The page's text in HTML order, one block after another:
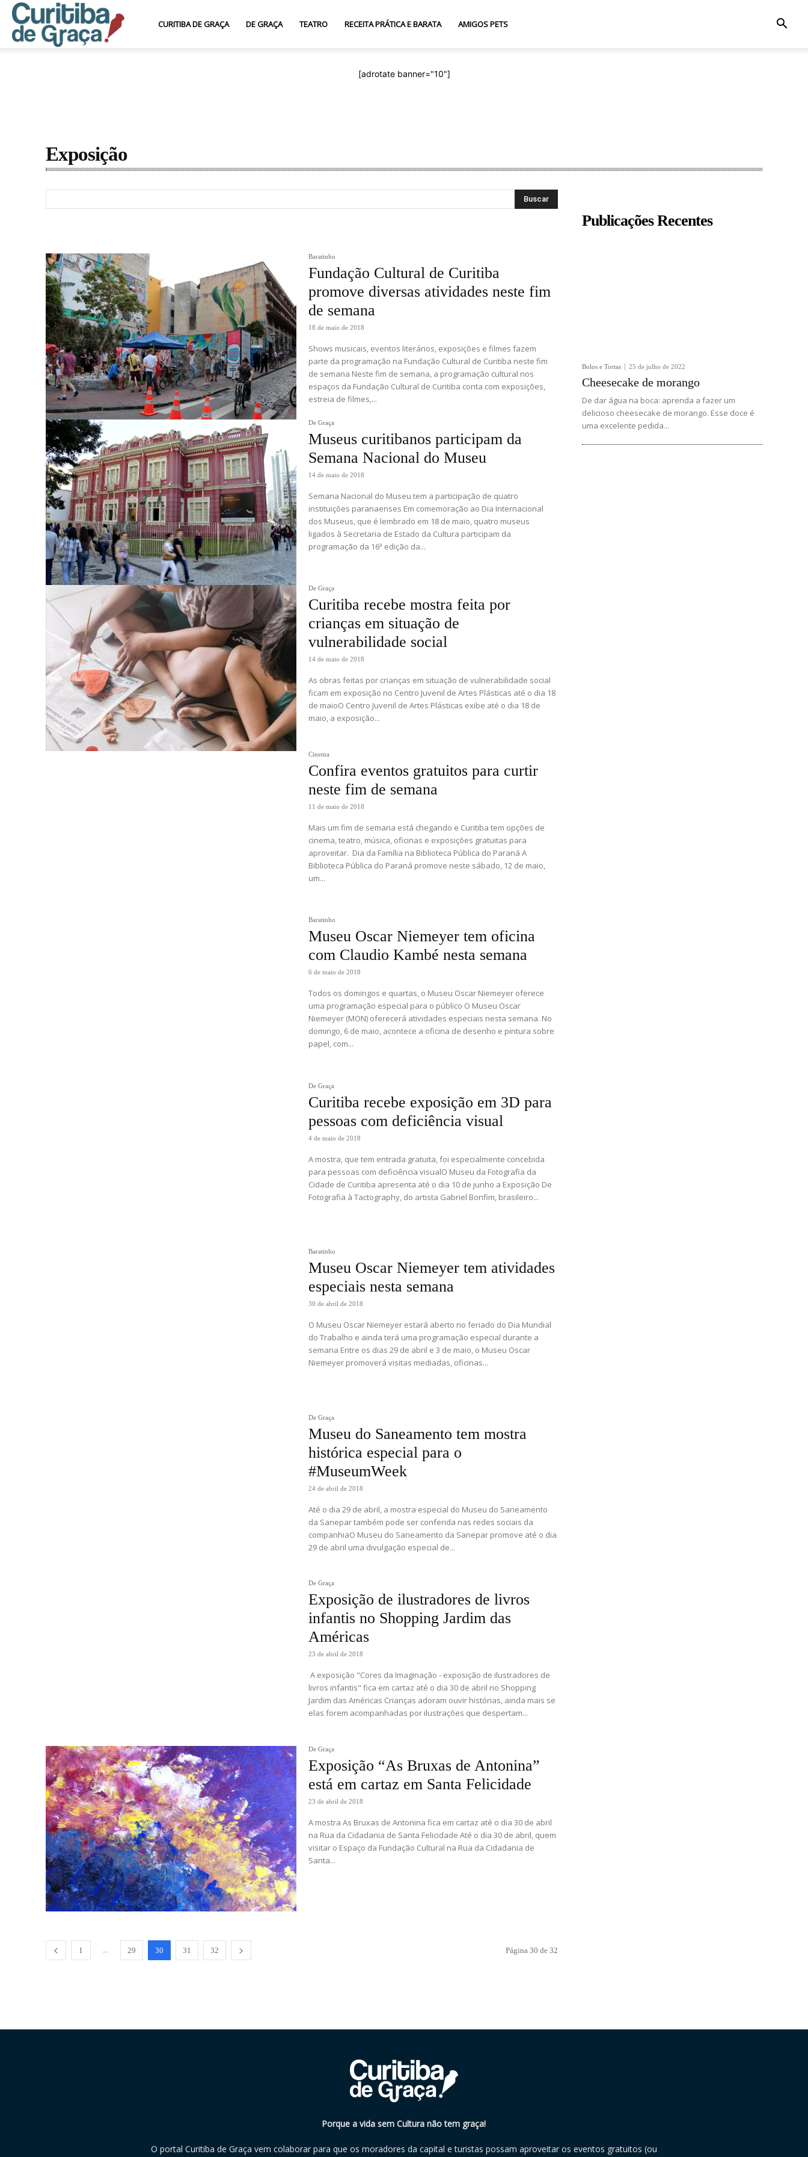
Curitiba CURITIBA DE GRAÇA DE GRAÇA TEATRO RECEITA PRÁTICA E BARATA AMIGOS PETS
[adrotate banner="10"]
Exposição
Buscar
Baratinho
Fundação Cultural de Curitiba
promove diversas atividades neste fim
de semana
18 de maio de 2018
Shows musicais, eventos literários, exposições e filmes fazem
parte da programação na Fundação Cultural de Curitiba neste fim
de semana Neste fim de semana, a programação cultural nos
espaços da Fundação Cultural de Curitiba conta com exposições,
estreia de filmes,...
De Graça
Museus curitibanos participam da
Semana Nacional do Museu
14 de maio de 2018
Semana Nacional do Museu tem a participação de quatro
instituições paranaenses Em comemoração ao Dia Internacional
dos Museus, que é lembrado em 18 de maio, quatro museus
ligados à Secretaria de Estado da Cultura participam da
programação da 16ª edição da...
De Graça
Curitiba recebe mostra feita por
crianças em situação de
vulnerabilidade social
14 de maio de 2018
As obras feitas por crianças em situação de vulnerabilidade social
ficam em exposição no Centro Juvenil de Artes Plásticas até o dia 18
de maioO Centro Juvenil de Artes Plásticas exibe até o dia 18 de
maio, a exposição...
Cinema
Confira eventos gratuitos para curtir
neste fim de semana
11 de maio de 2018
Mais um fim de semana está chegando e Curitiba tem opções de
cinema, teatro, música, oficinas e exposições gratuitas para
aproveitar. Dia da Família na Biblioteca Pública do Paraná A
Biblioteca Pública do Paraná promove neste sábado, 12 de maio,
um...
Baratinho
Museu Oscar Niemeyer tem oficina
com Claudio Kambé nesta semana
6 de maio de 2018
Todos os domingos e quartas, o Museu Oscar Niemeyer oferece
uma programação especial para o público O Museu Oscar
Niemeyer (MON) oferecerá atividades especiais nesta semana. No
domingo, 6 de maio, acontece a oficina de desenho e pintura sobre
papel, com...
De Graça
Curitiba recebe exposição em 3D para
pessoas com deficiência visual
4 de maio de 2018
A mostra, que tem entrada gratuita, foi especialmente concebida
para pessoas com deficiência visualO Museu da Fotografia da
Cidade de Curitiba apresenta até o dia 10 de junho a Exposição De
Fotografia à Tactography, do artista Gabriel Bonfim, brasileiro...
Baratinho
Museu Oscar Niemeyer tem atividades
especiais nesta semana
30 de abril de 2018
O Museu Oscar Niemeyer estará aberto no feriado do Dia Mundial
do Trabalho e ainda terá uma programação especial durante a
semana Entre os dias 29 de abril e 3 de maio, o Museu Oscar
Niemeyer promoverá visitas mediadas, oficinas...
De Graça
Museu do Saneamento tem mostra
histórica especial para o
#MuseumWeek
24 de abril de 2018
Até o dia 29 de abril, a mostra especial do Museu do Saneamento
da Sanepar também pode ser conferida nas redes sociais da
companhiaO Museu do Saneamento da Sanepar promove até o dia
29 de abril uma divulgação especial de...
De Graça
Exposição de ilustradores de livros
infantis no Shopping Jardim das
Américas
23 de abril de 2018
A exposição "Cores da Imaginação - exposição de ilustradores de
livros infantis" fica em cartaz até o dia 30 de abril no Shopping
Jardim das Américas Crianças adoram ouvir histórias, ainda mais se
elas forem acompanhadas por ilustrações que despertam...
De Graça
Exposição “As Bruxas de Antonina”
está em cartaz em Santa Felicidade
23 de abril de 2018
A mostra As Bruxas de Antonina fica em cartaz até o dia 30 de abril
na Rua da Cidadania de Santa Felicidade Até o dia 30 de abril, quem
visitar o Espaço da Fundação Cultural na Rua da Cidadania de
Santa...
1 ... 29 30 31 32 Página 30 de 32
Publicações Recentes
Bolos e Tortas 25 de julho de 2022
Cheesecake de morango
De dar água na boca: aprenda a fazer um
delicioso cheesecake de morango. Esse doce é
uma excelente pedida...
Porque a vida sem Cultura não tem graça!
O portal Curitiba de Graça vem colaborar para que os moradores da capital e turistas possam aproveitar os eventos gratuitos (ou